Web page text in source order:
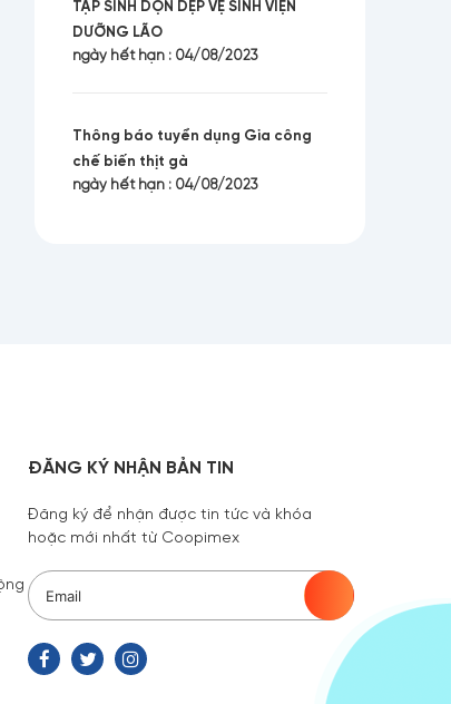
TẬP SINH DỌN DẸP VỆ SINH VIỆN
DƯỠNG LÃO
ngày hết hạn : 04/08/2023
Thông báo tuyển dụng Gia công
chế biến thịt gà
ngày hết hạn : 04/08/2023
ĐĂNG KÝ NHẬN BẢN TIN
Đăng ký để nhận được tin tức và khóa
hoặc mới nhất từ Coopimex